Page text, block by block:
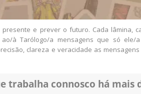
e prever o futuro. Cada lâmina,
à Tarólogo/a mensagens que só ele/
clareza e veracidade as
trabalha connosco há mais